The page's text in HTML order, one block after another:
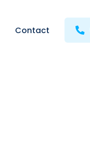
Contact